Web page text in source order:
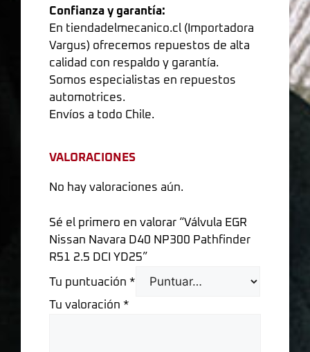
Confianza y garantía:
En tiendadelmecanico.cl (Importadora
Vargus) ofrecemos repuestos de alta
calidad con respaldo y garantía.
Somos especialistas en repuestos
automotrices.
Envíos a todo Chile.
VALORACIONES
No hay valoraciones aún.
Sé el primero en valorar “Válvula EGR
Nissan Navara D40 NP300 Pathfinder
R51 2.5 DCI YD25”
Tu puntuación *
Tu valoración *